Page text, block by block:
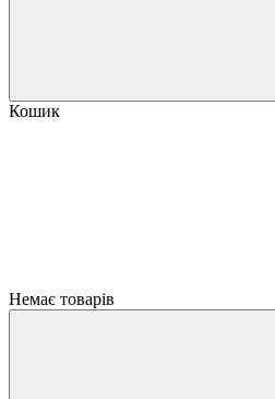
Кошик
Немає товарів